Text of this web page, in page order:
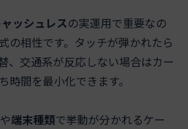
ッシュレスの実運用で重要なの
の相性です。タッチが弾かれたら
、交通系が反応しない場合はカー
時間を最小化できます。
や端末種類で挙動が分かれるケー